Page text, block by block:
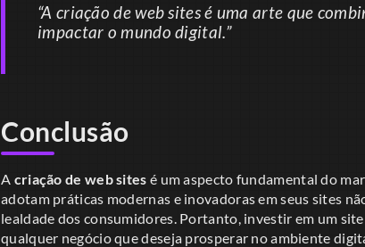
“A criação de web sites é uma arte que
impactar o mundo digital.”
Conclusão
A criação de web sites é um aspecto fundamental do
adotam práticas modernas e inovadoras em seus sites
lealdade dos consumidores. Portanto, investir em um
qualquer negócio que deseja prosperar no ambiente